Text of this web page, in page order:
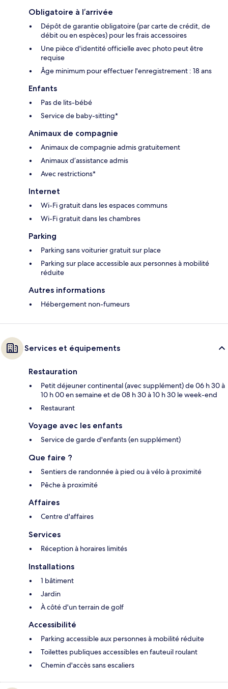
Obligatoire à l’arrivée
Dépôt de garantie obligatoire (par carte de crédit, de
débit ou en espèces) pour les frais accessoires
Une pièce d'identité officielle avec photo peut être
requise
Âge minimum pour effectuer l'enregistrement : 18 ans
Enfants
Pas de lits-bébé
Service de baby-sitting*
Animaux de compagnie
Animaux de compagnie admis gratuitement
Animaux d’assistance admis
Avec restrictions*
Internet
Wi-Fi gratuit dans les espaces communs
Wi-Fi gratuit dans les chambres
Parking
Parking sans voiturier gratuit sur place
Parking sur place accessible aux personnes à mobilité
réduite
Autres informations
Hébergement non-fumeurs
Services et équipements
Restauration
Petit déjeuner continental (avec supplément) de 06 h 30 à
10 h 00 en semaine et de 08 h 30 à 10 h 30 le week-end
Restaurant
Voyage avec les enfants
Service de garde d'enfants (en supplément)
Que faire ?
Sentiers de randonnée à pied ou à vélo à proximité
Pêche à proximité
Affaires
Centre d'affaires
Services
Réception à horaires limités
Installations
1 bâtiment
Jardin
À côté d'un terrain de golf
Accessibilité
Parking accessible aux personnes à mobilité réduite
Toilettes publiques accessibles en fauteuil roulant
Chemin d'accès sans escaliers